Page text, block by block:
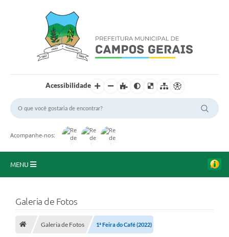
Acessibilidade
Acompanhe-nos:
MENU
O Município
A Prefeitura
Galeria de Fotos
Galeria de Fotos 1ª Feira do Café (2022)